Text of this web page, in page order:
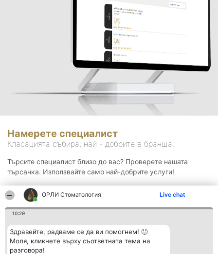
ОРЛИ Стоматология Live chat
10:29
Здравейте, радваме се да ви помогнем! 🙂
Моля, кликнете върху съответната тема на
разговора!
Намерете специалист
Класацията събира, най - добрите в бранша.
Търсите специалист близо до вас? Проверете нашата
търсачка. Използвайте само най-добрите услуги!